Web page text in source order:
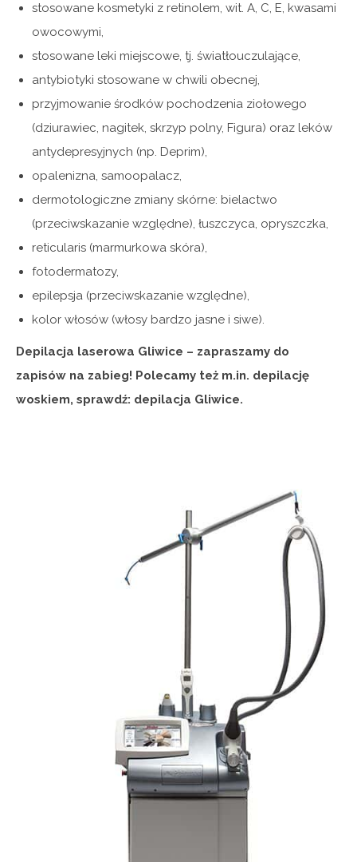
stosowane kosmetyki z retinolem, wit. A, C, E, kwasami
owocowymi,
stosowane leki miejscowe, tj. światłouczulające,
antybiotyki stosowane w chwili obecnej,
przyjmowanie środków pochodzenia ziołowego
(dziurawiec, nagitek, skrzyp polny, Figura) oraz leków
antydepresyjnych (np. Deprim),
opalenizna, samoopalacz,
dermotologiczne zmiany skórne: bielactwo
(przeciwskazanie względne), łuszczyca, opryszczka,
reticularis (marmurkowa skóra),
fotodermatozy,
epilepsja (przeciwskazanie względne),
kolor włosów (włosy bardzo jasne i siwe).
Depilacja laserowa Gliwice – zapraszamy do
zapisów na zabieg! Polecamy też m.in. depilację
woskiem, sprawdź: depilacja Gliwice.